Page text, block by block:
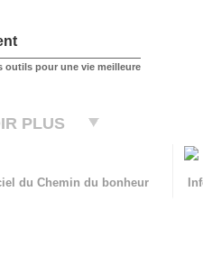
outils pour une vie meilleure
PLUS
du Chemin du bonheur